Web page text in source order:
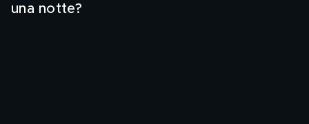
una notte?